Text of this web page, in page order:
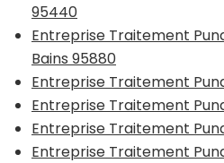
95440
Entreprise Traitement
Bains 95880
Entreprise Traitement
Entreprise Traitement
Entreprise Traitement
Entreprise Traitement